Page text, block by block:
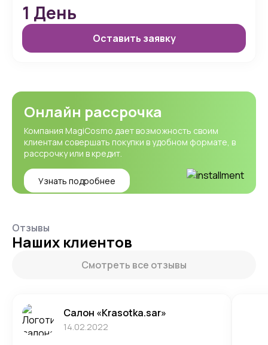
1 День
Оставить заявку
Онлайн рассрочка
Компания MagiCosmo дает возможность своим
клиентам совершать покупки в удобном формате, в
рассрочку или в кредит.
Узнать подробнее
Отзывы
Наших клиентов
Смотреть все отзывы
Салон «Krasotka.sar»
14.02.2022